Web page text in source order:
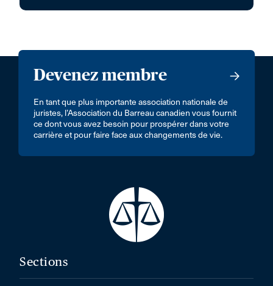
Devenez membre
En tant que plus importante association nationale de
juristes, l’Association du Barreau canadien vous fournit
ce dont vous avez besoin pour prospérer dans votre
carrière et pour faire face aux changements de vie.
Sections